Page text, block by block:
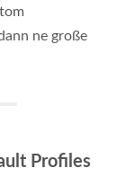
ne große
Profiles